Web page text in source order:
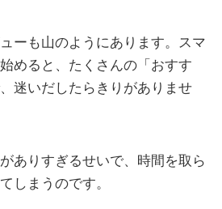
ーも山のようにあります。スマ
めると、たくさんの「おすす
迷いだしたらきりがありませ
ありすぎるせいで、時間を取ら
しまうのです。